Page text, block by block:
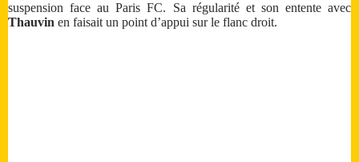
suspension face au Paris FC. Sa régularité et son entente avec
Thauvin en faisait un point d’appui sur le flanc droit.